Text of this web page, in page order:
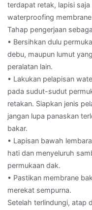
terdapat retak, lapisi
waterproofing
Tahap pengerjaan
• Bersihkan dulu
debu, maupun lumut
peralatan lain.
• Lakukan pelapisan
pada sudut-sudut
retakan. Siapkan jenis
jangan lupa panaskan
bakar.
• Lapisan bawah
hati dan menyeluruh
permukaan dak.
• Pastikan membrane
merekat sempurna.
Setelah terlindungi, atap